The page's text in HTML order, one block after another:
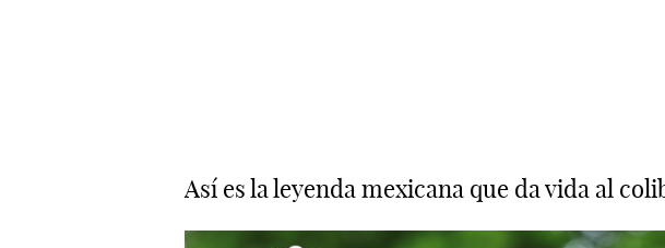
Así es la leyenda mexicana que da vida al